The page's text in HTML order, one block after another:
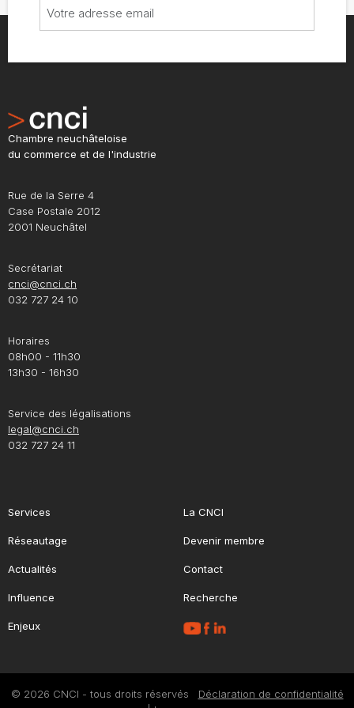
Chambre neuchâteloise
du commerce et de l'industrie
Rue de la Serre 4
Case Postale 2012
2001 Neuchâtel
Secrétariat
cnci@cnci.ch
032 727 24 10
Horaires
08h00 - 11h30
13h30 - 16h30
Service des légalisations
legal@cnci.ch
032 727 24 11
Services
Réseautage
Actualités
Influence
Enjeux
La CNCI
Devenir membre
Contact
Recherche
© 2026 CNCI - tous droits réservés Déclaration de confidentialité